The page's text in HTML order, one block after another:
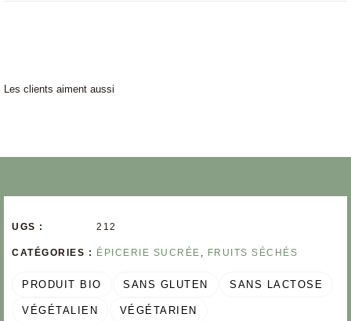
Les clients aiment aussi
UGS : 212
CATÉGORIES : ÉPICERIE SUCRÉE FRUITS SÉCHÉS
PRODUIT BIO SANS GLUTEN SANS LACTOSE
VÉGÉTALIEN VÉGÉTARIEN